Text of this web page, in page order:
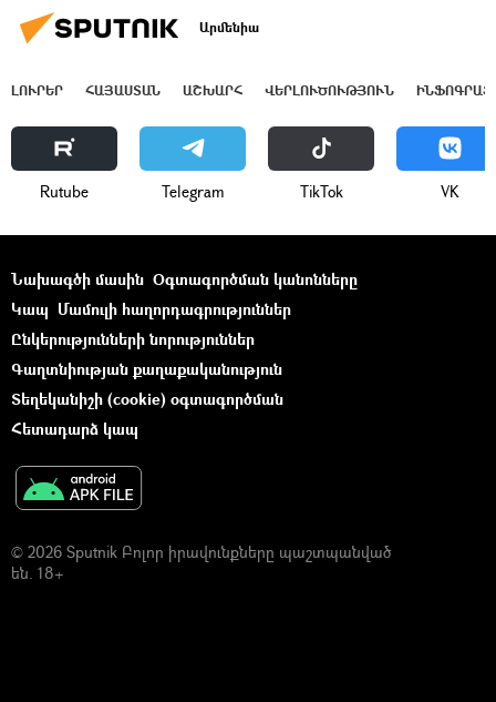
Արմենիա
ԼՈՒՐԵՐ ՀԱՅԱՍՏԱՆ ԱՇԽԱՐՀ ՎԵՐԼՈՒԾՈՒԹՅՈՒՆ
Rutube Telegram ТikТоk VK
Նախագծի մասին Օգտագործման կանոնները
Կապ Մամուլի հաղորդագրություններ
Ընկերությունների նորություններ
Գաղտնիության քաղաքականություն
Տեղեկանիշի (cookie) օգտագործման
Հետադարձ կապ
© 2026 Sputnik Բոլոր իրավունքները պաշտպանված
են. 18+